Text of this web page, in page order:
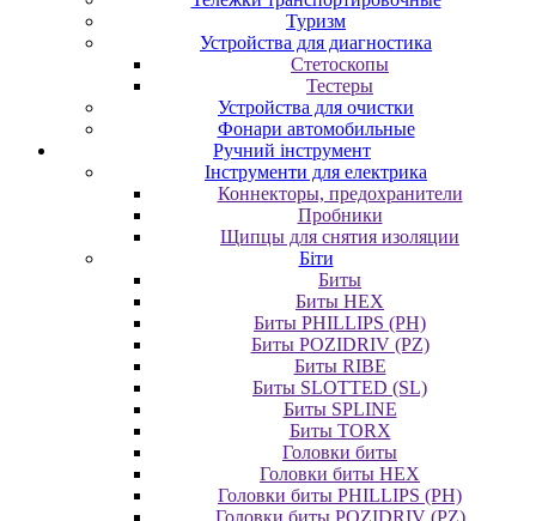
Туризм
Устройства для диагностика
Стетоскопы
Тестеры
Устройства для очистки
Фонари автомобильные
Ручний інструмент
Інструменти для електрика
Коннекторы, предохранители
Пробники
Щипцы для снятия изоляции
Біти
Биты
Биты HEX
Биты PHILLIPS (PH)
Биты POZIDRIV (PZ)
Биты RIBE
Биты SLOTTED (SL)
Биты SPLINE
Биты TORX
Головки биты
Головки биты HEX
Головки биты PHILLIPS (PH)
Головки биты POZIDRIV (PZ)